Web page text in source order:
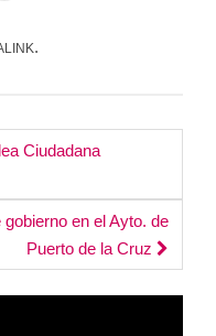
.
Ciudadana
en el Ayto. de
Puerto de la Cruz